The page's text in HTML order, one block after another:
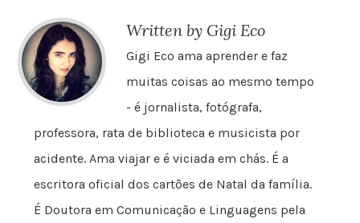
Written by Gigi Eco
Gigi Eco ama aprender e faz
muitas coisas ao mesmo tempo
- é jornalista, fotógrafa,
professora, rata de biblioteca e musicista por
acidente. Ama viajar e é viciada em chás. É a
escritora oficial dos cartões de Natal da família.
É Doutora em Comunicação e Linguagens pela